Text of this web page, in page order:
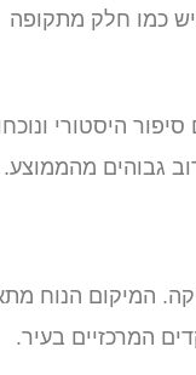
כמו חלק מתקופה
היסטורי
גבוהים מהממוצע.
המיקום הנוח
המרכזיים בעיר.